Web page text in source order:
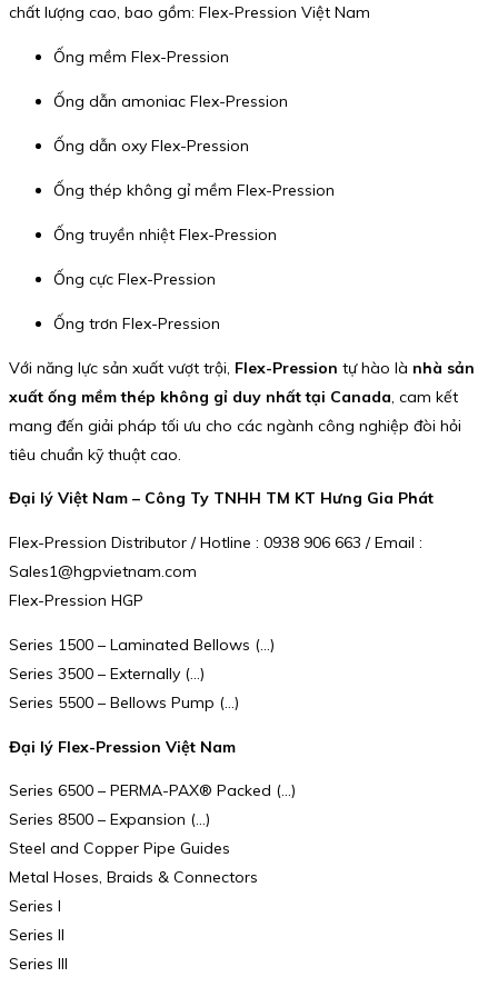
chất lượng cao, bao gồm: Flex-Pression Việt Nam
Ống mềm Flex-Pression
Ống dẫn amoniac Flex-Pression
Ống dẫn oxy Flex-Pression
Ống thép không gỉ mềm Flex-Pression
Ống truyền nhiệt Flex-Pression
Ống cực Flex-Pression
Ống trơn Flex-Pression
Với năng lực sản xuất vượt trội, Flex-Pression tự hào là nhà sản
xuất ống mềm thép không gỉ duy nhất tại Canada, cam kết
mang đến giải pháp tối ưu cho các ngành công nghiệp đòi hỏi
tiêu chuẩn kỹ thuật cao.
Đại lý Việt Nam – Công Ty TNHH TM KT Hưng Gia Phát
Flex-Pression Distributor / Hotline : 0938 906 663 / Email :
Sales1@hgpvietnam.com
Flex-Pression HGP
Series 1500 – Laminated Bellows (…)
Series 3500 – Externally (…)
Series 5500 – Bellows Pump (…)
Đại lý Flex-Pression Việt Nam
Series 6500 – PERMA-PAX® Packed (…)
Series 8500 – Expansion (…)
Steel and Copper Pipe Guides
Metal Hoses, Braids & Connectors
Series I
Series II
Series III